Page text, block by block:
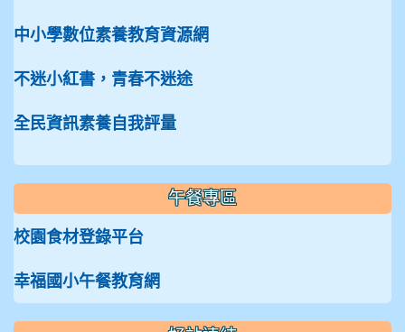
中小學數位素養教育資源網
不迷小紅書，青春不迷途
全民資訊素養自我評量
午餐專區
校園食材登錄平台
幸福國小午餐教育網